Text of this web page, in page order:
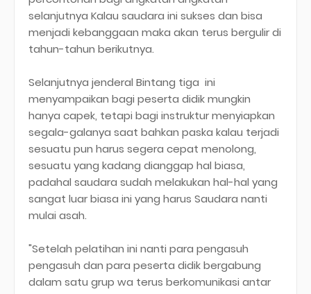
selanjutnya Kalau saudara ini sukses dan bisa
menjadi kebanggaan maka akan terus bergulir di
tahun-tahun berikutnya.
Selanjutnya jenderal Bintang tiga ini
menyampaikan bagi peserta didik mungkin
hanya capek, tetapi bagi instruktur menyiapkan
segala-galanya saat bahkan paska kalau terjadi
sesuatu pun harus segera cepat menolong,
sesuatu yang kadang dianggap hal biasa,
padahal saudara sudah melakukan hal-hal yang
sangat luar biasa ini yang harus Saudara nanti
mulai asah.
"Setelah pelatihan ini nanti para pengasuh
pengasuh dan para peserta didik bergabung
dalam satu grup wa terus berkomunikasi antar